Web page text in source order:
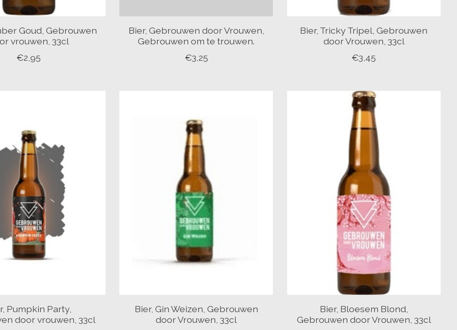
Goud, Gebrouwen
vrouwen, 33cl
€2,95
Bier, Gebrouwen door Vrouwen,
Gebrouwen om te trouwen.
€3,25
Bier, Tricky Tripel, Gebrouwen
door Vrouwen, 33cl
€3,45
Pumpkin Party,
door vrouwen, 33cl
Bier, Gin Weizen, Gebrouwen
door Vrouwen, 33cl
Bier, Bloesem Blond,
Gebrouwen door Vrouwen, 33cl